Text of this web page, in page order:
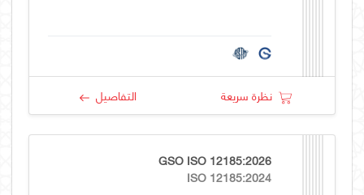
نظرة سريعة التفاصيل
GSO ISO 12185:2026
ISO 12185:2024